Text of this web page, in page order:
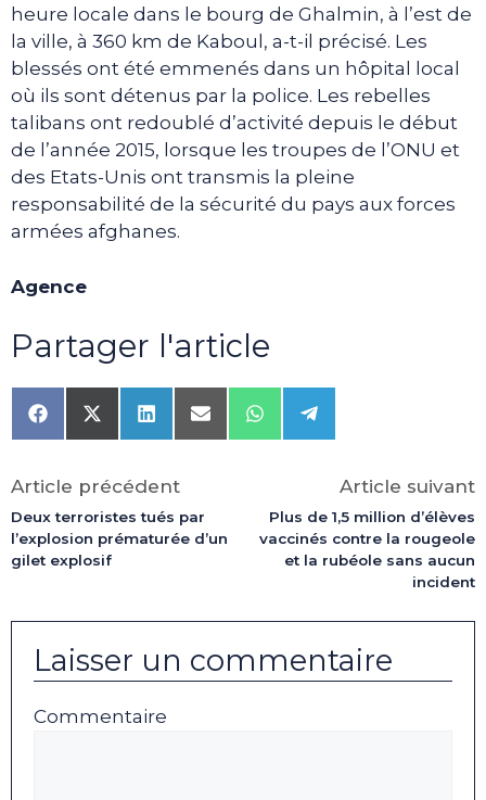
heure locale dans le bourg de Ghalmin, à l’est de
la ville, à 360 km de Kaboul, a-t-il précisé. Les
blessés ont été emmenés dans un hôpital local
où ils sont détenus par la police. Les rebelles
talibans ont redoublé d’activité depuis le début
de l’année 2015, lorsque les troupes de l’ONU et
des Etats-Unis ont transmis la pleine
responsabilité de la sécurité du pays aux forces
armées afghanes.
Agence
Partager l'article
Share
on
Share
on
(Twitter)
Share
on
Share
on
Share
on
Share
on
Article précédent
Deux terroristes tués par
l’explosion prématurée d’un
gilet explosif
Article suivant
Plus de 1,5 million d’élèves
vaccinés contre la rougeole
et la rubéole sans aucun
incident
Laisser un commentaire
Commentaire